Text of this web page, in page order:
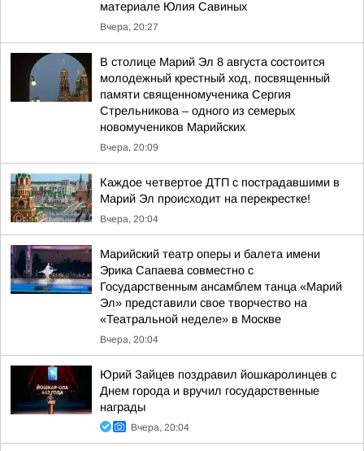
материале Юлия Савиных
Вчера, 20:27
В столице Марий Эл 8 августа состоится
молодежный крестный ход, посвященный
памяти священномученика Сергия
Стрельникова – одного из семерых
новомучеников Марийских
Вчера, 20:09
Каждое четвертое ДТП с пострадавшими в
Марий Эл происходит на перекрестке!
Вчера, 20:04
Марийский театр оперы и балета имени
Эрика Сапаева совместно с
Государственным ансамблем танца «Марий
Эл» представили свое творчество на
«Театральной неделе» в Москве
Вчера, 20:04
Юрий Зайцев поздравил йошкаролинцев с
Днем города и вручил государственные
награды
Вчера, 20:04